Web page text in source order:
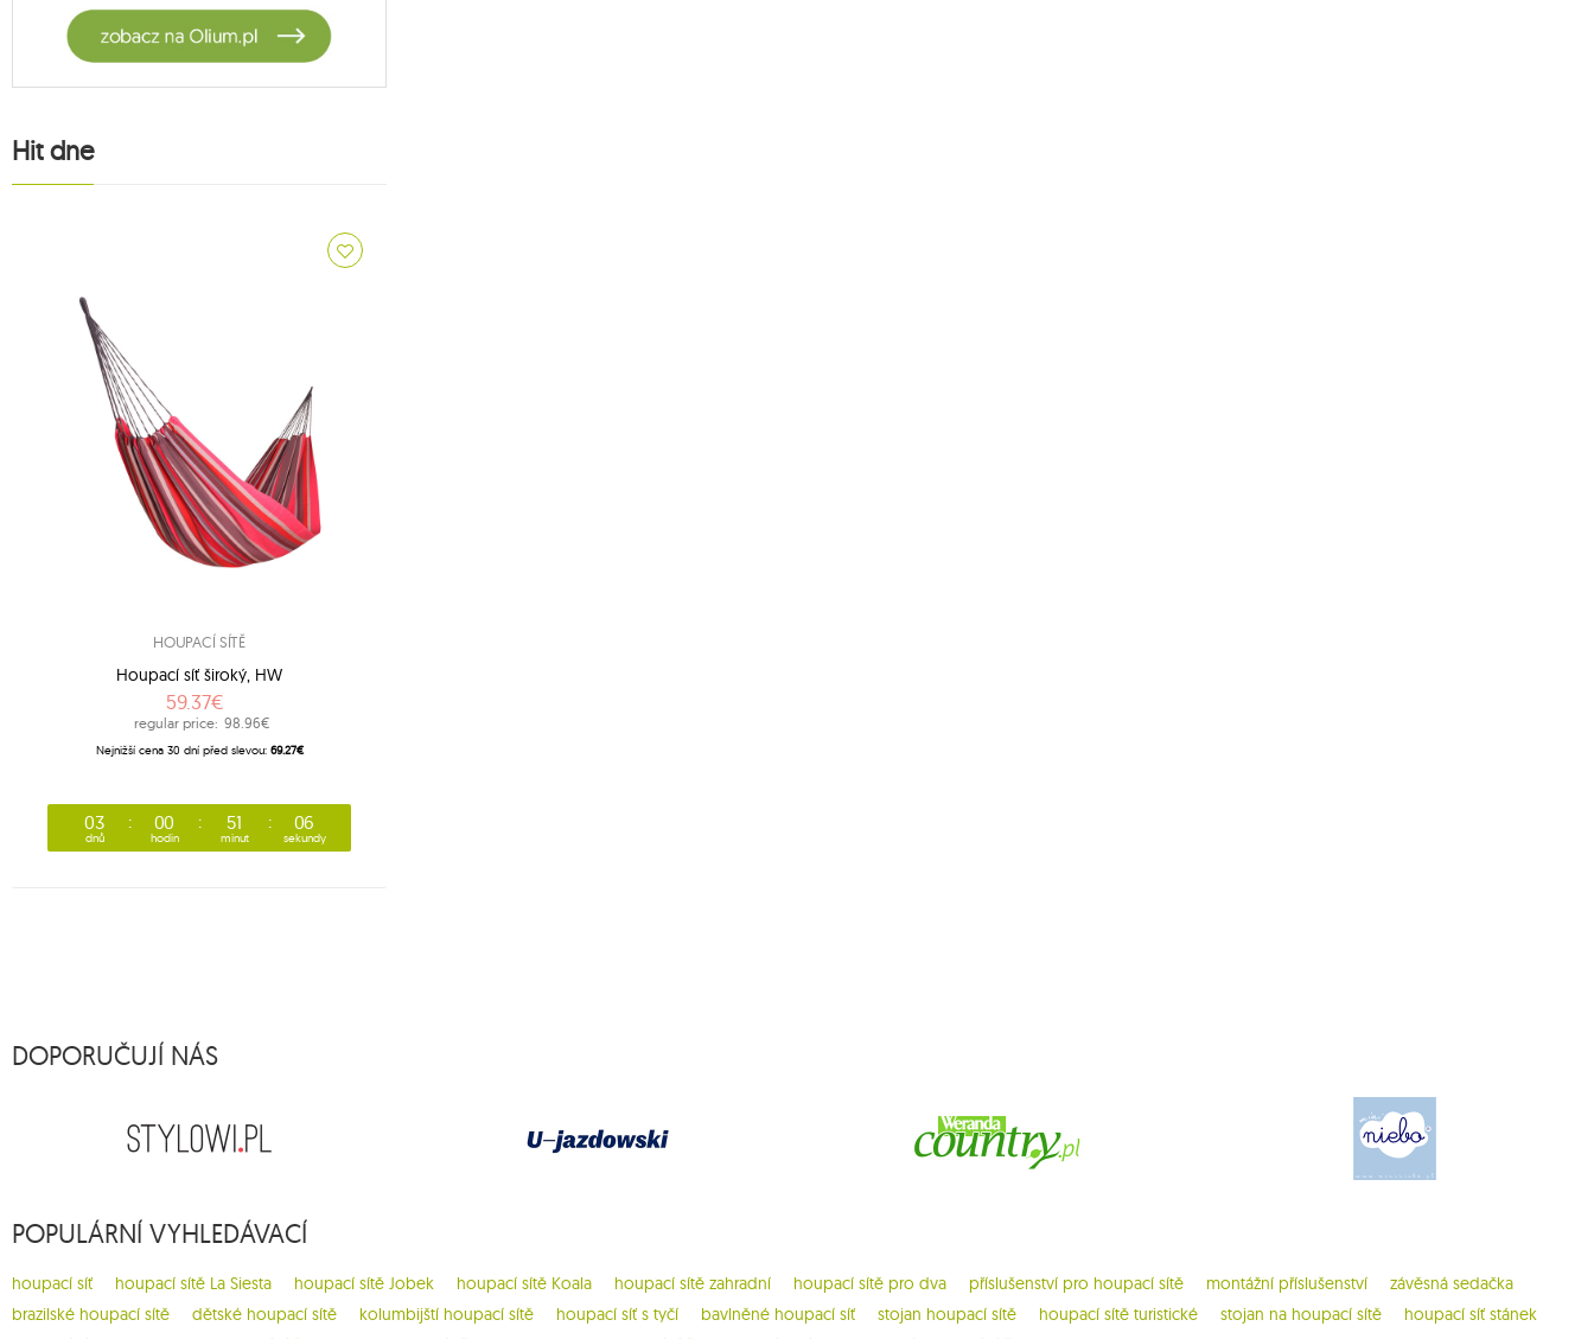
Hit dne
HOUPACÍ SÍTĚ
Houpací síť široký, HW
59.37€
regular price: 98.96€
Nejnižší cena 30 dní před slevou: 69.27€
03
dnů
00
hodin
51
minut
05
sekundy
DOPORUČUJÍ NÁS
POPULÁRNÍ VYHLEDÁVACÍ
houpací síť houpací sítě La Siesta houpací sítě Jobek houpací sítě Koala houpací sítě zahradní houpací sítě pro dva příslušenství pro houpací sítě montážní příslušenství
závěsná sedačka
brazilské houpací sítě
dětské houpací sítě kolumbijští houpací sítě houpací síť s tyčí bavlněné houpací síť stojan houpací sítě houpací sítě turistické stojan na houpací sítě
houpací síť stánek